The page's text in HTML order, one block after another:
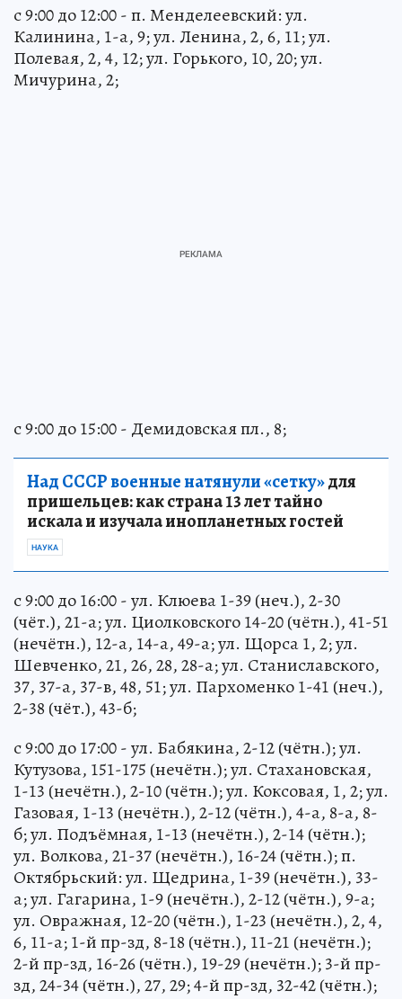
с 9:00 до 12:00 - п. Менделеевский: ул.
Калинина, 1-а, 9; ул. Ленина, 2, 6, 11; ул.
Полевая, 2, 4, 12; ул. Горького, 10, 20; ул.
Мичурина, 2;
с 9:00 до 15:00 - Демидовская пл., 8;
Над СССР военные натянули «сетку»для
пришельцев: как страна 13 лет тайно
искала и изучала инопланетных гостей
НАУКА
с 9:00 до 16:00 - ул. Клюева 1-39 (неч.), 2-30
(чёт.), 21-а; ул. Циолковского 14-20 (чётн.), 41-51
(нечётн.), 12-а, 14-а, 49-а; ул. Щорса 1, 2; ул.
Шевченко, 21, 26, 28, 28-а; ул. Станиславского,
37, 37-а, 37-в, 48, 51; ул. Пархоменко 1-41 (неч.),
2-38 (чёт.), 43-б;
с 9:00 до 17:00 - ул. Бабякина, 2-12 (чётн.); ул.
Кутузова, 151-175 (нечётн.); ул. Стахановская,
1-13 (нечётн.), 2-10 (чётн.); ул. Коксовая, 1, 2; ул.
Газовая, 1-13 (нечётн.), 2-12 (чётн.), 4-а, 8-а, 8-
б; ул. Подъёмная, 1-13 (нечётн.), 2-14 (чётн.);
ул. Волкова, 21-37 (нечётн.), 16-24 (чётн.); п.
Октябрьский: ул. Щедрина, 1-39 (нечётн.), 33-
а; ул. Гагарина, 1-9 (нечётн.), 2-12 (чётн.), 9-а;
ул. Овражная, 12-20 (чётн.), 1-23 (нечётн.), 2, 4,
6, 11-а; 1-й пр-зд, 8-18 (чётн.), 11-21 (нечётн.);
2-й пр-зд, 16-26 (чётн.), 19-29 (нечётн.); 3-й пр-
зд, 24-34 (чётн.), 27, 29; 4-й пр-зд, 32-42 (чётн.);